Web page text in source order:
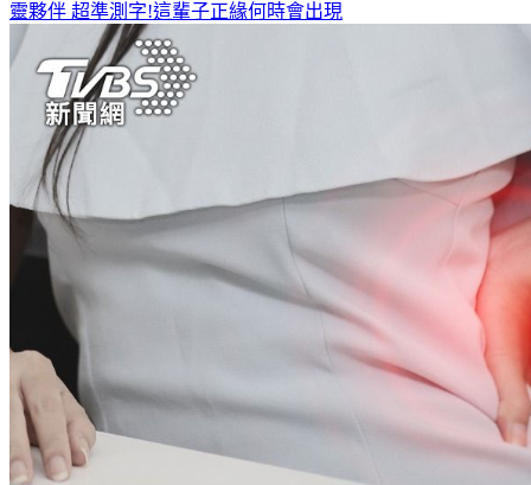
靈夥伴 超準測字!這輩子正緣何時會出現